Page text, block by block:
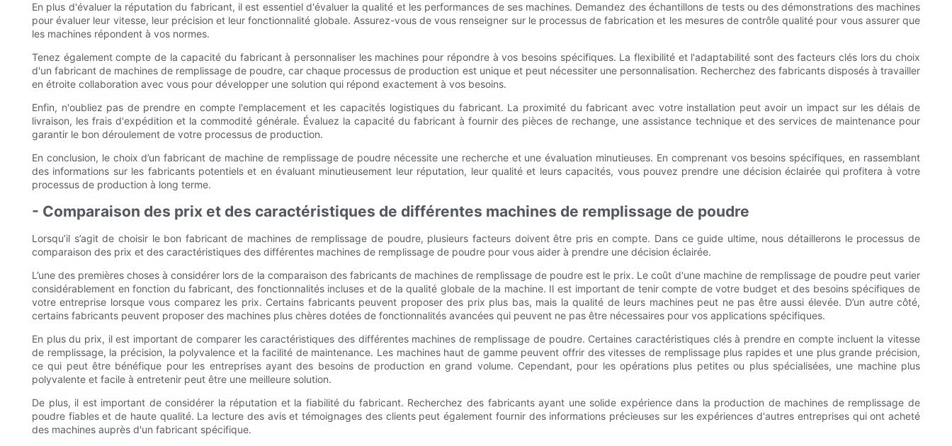
En plus d'évaluer la réputation du fabricant, il est essentiel d'évaluer la qualité et les performances de ses machines. Demandez des échantillons de tests ou des démonstrations des machines
pour évaluer leur vitesse, leur précision et leur fonctionnalité globale. Assurez-vous de vous renseigner sur le processus de fabrication et les mesures de contrôle qualité pour vous assurer que
les machines répondent à vos normes.
Tenez également compte de la capacité du fabricant à personnaliser les machines pour répondre à vos besoins spécifiques. La flexibilité et l'adaptabilité sont des facteurs clés lors du choix
d'un fabricant de machines de remplissage de poudre, car chaque processus de production est unique et peut nécessiter une personnalisation. Recherchez des fabricants disposés à travailler
en étroite collaboration avec vous pour développer une solution qui répond exactement à vos besoins.
Enfin, n'oubliez pas de prendre en compte l'emplacement et les capacités logistiques du fabricant. La proximité du fabricant avec votre installation peut avoir un impact sur les délais de
livraison, les frais d'expédition et la commodité générale. Évaluez la capacité du fabricant à fournir des pièces de rechange, une assistance technique et des services de maintenance pour
garantir le bon déroulement de votre processus de production.
En conclusion, le choix d’un fabricant de machine de remplissage de poudre nécessite une recherche et une évaluation minutieuses. En comprenant vos besoins spécifiques, en rassemblant
des informations sur les fabricants potentiels et en évaluant minutieusement leur réputation, leur qualité et leurs capacités, vous pouvez prendre une décision éclairée qui profitera à votre
processus de production à long terme.
- Comparaison des prix et des caractéristiques de différentes machines de remplissage de poudre
Lorsqu’il s’agit de choisir le bon fabricant de machines de remplissage de poudre, plusieurs facteurs doivent être pris en compte. Dans ce guide ultime, nous détaillerons le processus de
comparaison des prix et des caractéristiques des différentes machines de remplissage de poudre pour vous aider à prendre une décision éclairée.
L’une des premières choses à considérer lors de la comparaison des fabricants de machines de remplissage de poudre est le prix. Le coût d'une machine de remplissage de poudre peut varier
considérablement en fonction du fabricant, des fonctionnalités incluses et de la qualité globale de la machine. Il est important de tenir compte de votre budget et des besoins spécifiques de
votre entreprise lorsque vous comparez les prix. Certains fabricants peuvent proposer des prix plus bas, mais la qualité de leurs machines peut ne pas être aussi élevée. D’un autre côté,
certains fabricants peuvent proposer des machines plus chères dotées de fonctionnalités avancées qui peuvent ne pas être nécessaires pour vos applications spécifiques.
En plus du prix, il est important de comparer les caractéristiques des différentes machines de remplissage de poudre. Certaines caractéristiques clés à prendre en compte incluent la vitesse
de remplissage, la précision, la polyvalence et la facilité de maintenance. Les machines haut de gamme peuvent offrir des vitesses de remplissage plus rapides et une plus grande précision,
ce qui peut être bénéfique pour les entreprises ayant des besoins de production en grand volume. Cependant, pour les opérations plus petites ou plus spécialisées, une machine plus
polyvalente et facile à entretenir peut être une meilleure solution.
De plus, il est important de considérer la réputation et la fiabilité du fabricant. Recherchez des fabricants ayant une solide expérience dans la production de machines de remplissage de
poudre fiables et de haute qualité. La lecture des avis et témoignages des clients peut également fournir des informations précieuses sur les expériences d'autres entreprises qui ont acheté
des machines auprès d'un fabricant spécifique.